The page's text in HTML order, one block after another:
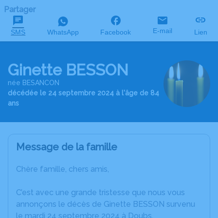
Partager
SMS WhatsApp Facebook E-mail Lien
Ginette BESSON
née BESANCON
décédée le 24 septembre 2024 à l'âge de 84
ans
Message de la famille
Chère famille, chers amis,
C’est avec une grande tristesse que nous vous
annonçons le décès de Ginette BESSON survenu
le mardi 24 septembre 2024 à Doubs.